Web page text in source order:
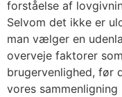
forståelse af
Selvom det ikke er
man vælger en
overveje faktorer
brugervenlighed, før
vores